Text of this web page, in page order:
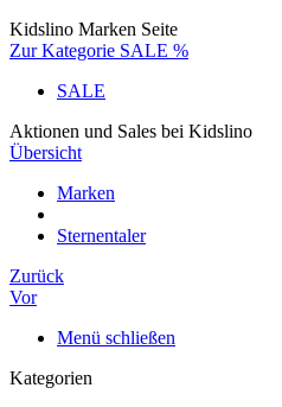
Kidslino Marken Seite
Zur Kategorie SALE %
SALE
Aktionen und Sales bei Kidslino
Übersicht
Marken
Sternentaler
Zurück
Vor
Menü schließen
Kategorien